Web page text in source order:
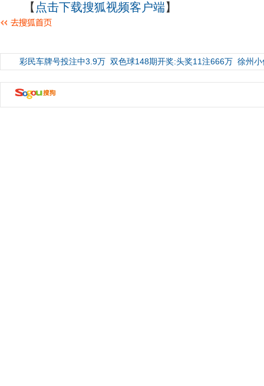
【 点击下载搜狐视频客户端】
彩民车牌号投注中3.9万 双色球148期开奖:头奖11注666万 徐州